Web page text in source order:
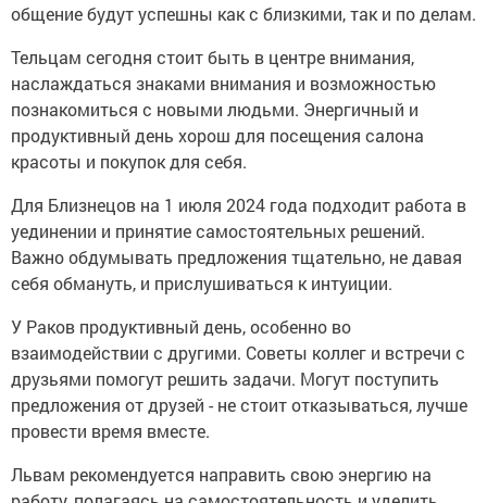
общение будут успешны как с близкими, так и по делам.
Тельцам сегодня стоит быть в центре внимания,
наслаждаться знаками внимания и возможностью
познакомиться с новыми людьми. Энергичный и
продуктивный день хорош для посещения салона
красоты и покупок для себя.
Для Близнецов на 1 июля 2024 года подходит работа в
уединении и принятие самостоятельных решений.
Важно обдумывать предложения тщательно, не давая
себя обмануть, и прислушиваться к интуиции.
У Раков продуктивный день, особенно во
взаимодействии с другими. Советы коллег и встречи с
друзьями помогут решить задачи. Могут поступить
предложения от друзей - не стоит отказываться, лучше
провести время вместе.
Львам рекомендуется направить свою энергию на